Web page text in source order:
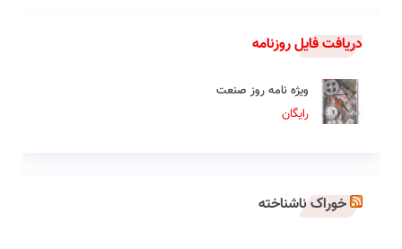
دریافت فایل روزنامه
ویژه نامه روز صنعت
رایگان
خوراک ناشناخته